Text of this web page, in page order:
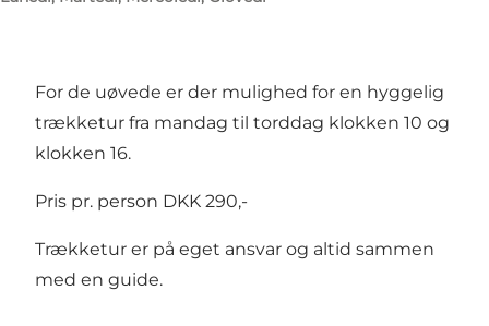
For de uøvede er der mulighed for en hyggelig
trækketur fra mandag til torddag klokken 10 og
klokken 16.
Pris pr. person DKK 290,-
Trækketur er på eget ansvar og altid sammen
med en guide.